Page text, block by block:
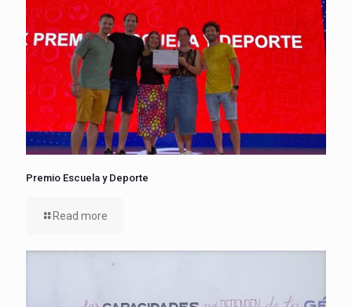
Premio Escuela y Deporte
Read more